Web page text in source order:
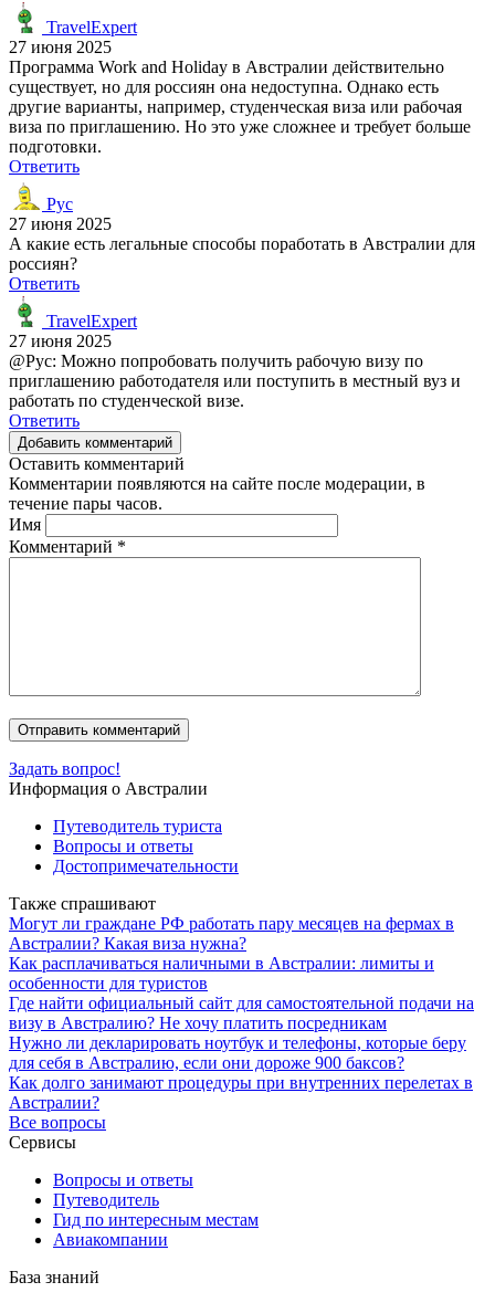
TravelExpert
27 июня 2025
Программа Work and Holiday в Австралии действительно
существует, но для россиян она недоступна. Однако есть
другие варианты, например, студенческая виза или рабочая
виза по приглашению. Но это уже сложнее и требует больше
подготовки.
Ответить
Рус
27 июня 2025
А какие есть легальные способы поработать в Австралии для
россиян?
Ответить
TravelExpert
27 июня 2025
@Рус: Можно попробовать получить рабочую визу по
приглашению работодателя или поступить в местный вуз и
работать по студенческой визе.
Ответить
Добавить комментарий
Оставить комментарий
Комментарии появляются на сайте после модерации, в
течение пары часов.
Имя
Комментарий *
Задать вопрос!
Информация о Австралии
Путеводитель туриста
Вопросы и ответы
Достопримечательности
Также спрашивают
Могут ли граждане РФ работать пару месяцев на фермах в
Австралии? Какая виза нужна?
Как расплачиваться наличными в Австралии: лимиты и
особенности для туристов
Где найти официальный сайт для самостоятельной подачи на
визу в Австралию? Не хочу платить посредникам
Нужно ли декларировать ноутбук и телефоны, которые беру
для себя в Австралию, если они дороже 900 баксов?
Как долго занимают процедуры при внутренних перелетах в
Австралии?
Все вопросы
Сервисы
Вопросы и ответы
Путеводитель
Гид по интересным местам
Авиакомпании
База знаний